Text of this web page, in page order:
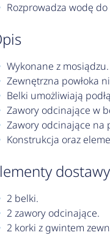
Rozprowadza wodę
opis
Wykonane z mosiądzu.
Zewnętrzna powłoka
Belki umożliwiają
Zawory odcinające w
Zawory odcinające na
Konstrukcja oraz
elementy dostawy
2 belki.
2 zawory odcinające.
2 korki z gwintem